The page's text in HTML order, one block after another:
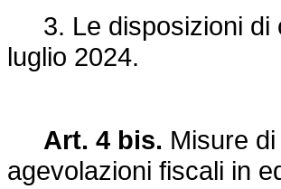
3. Le disposizioni di
luglio 2024.
Art. 4 bis. Misure
agevolazioni fiscali in